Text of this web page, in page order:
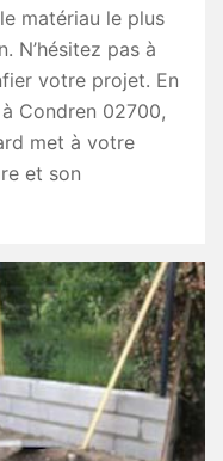
matériau le plus
N’hésitez pas à
votre projet. En
Condren 02700,
met à votre
et son